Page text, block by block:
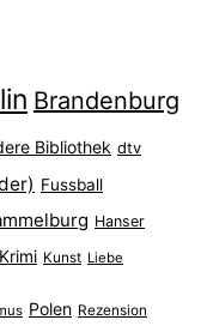
Brandenburg
Bibliothek dtv
Fussball
Hanser
Krimi Kunst Liebe
Polen Rezension